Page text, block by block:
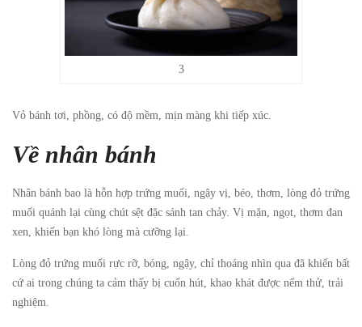
3
Vỏ bánh tơi, phồng, có độ mềm, mịn màng khi tiếp xúc.
Về nhân bánh
Nhân bánh bao là hỗn hợp trứng muối, ngậy vị, béo, thơm, lòng đỏ trứng
muối quánh lại cùng chút sệt đặc sánh tan chảy. Vị mặn, ngọt, thơm đan
xen, khiến bạn khó lòng mà cưỡng lại.
Lòng đỏ trứng muối rực rỡ, bóng, ngậy, chỉ thoáng nhìn qua đã khiến bất
cứ ai trong chúng ta cảm thấy bị cuốn hút, khao khát được nếm thử, trải
nghiệm.